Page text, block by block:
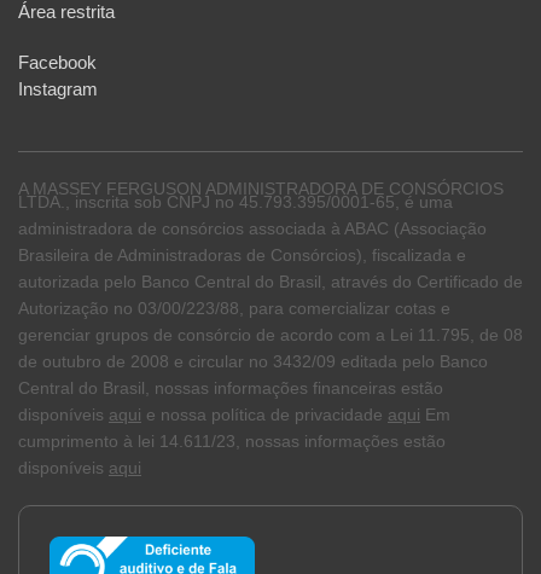
Área restrita
Facebook
Instagram
A MASSEY FERGUSON ADMINISTRADORA DE CONSÓRCIOS
LTDA., inscrita sob CNPJ no 45.793.395/0001-65, é uma
administradora de consórcios associada à ABAC (Associação
Brasileira de Administradoras de Consórcios), fiscalizada e
autorizada pelo Banco Central do Brasil, através do Certificado de
Autorização no 03/00/223/88, para comercializar cotas e
gerenciar grupos de consórcio de acordo com a Lei 11.795, de 08
de outubro de 2008 e circular no 3432/09 editada pelo Banco
Central do Brasil, nossas informações financeiras estão
disponíveis aqui e nossa política de privacidade aqui Em
cumprimento à lei 14.611/23, nossas informações estão
disponíveis aqui